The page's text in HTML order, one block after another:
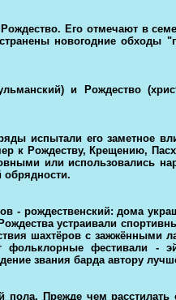
Его отмечают в
новогодние обходы
и Рождество
испытали его заметное
к Рождеству, Крещению,
или использовались
обрядности.
- рождественский: дома
устраивали
шахтёров с зажжёнными
фестивали -
звания барда автору
Прежде чем